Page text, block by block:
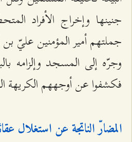
جنينها وإخراج الأفراد
جملتهم أمير المؤمنين عليّ
وجرّه إلى المسجد وإلزامه
فكشفوا عن أوجههم الكريهة
المضارّ الناتجة عن استغلال